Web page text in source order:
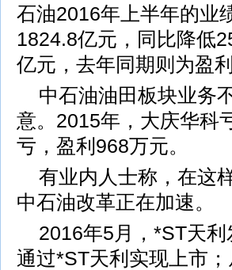
石油2016年上半年的业
1824.8亿元，同比降低
亿元，去年同期则为盈
中石油油田板块业务
意。2015年，大庆华科
亏，盈利968万元。
有业内人士称，在这
中石油改革正在加速。
2016年5月，*ST天
通过*ST天利实现上市